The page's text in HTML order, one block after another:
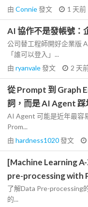
由 Connie發文 1 天前
AI 協作不是發帳號：
公司替工程師開好企業版
「誰可以登入」...
由 ryanvale發文 2 天
從 Prompt 到 Graph
詞，而是 AI Agent
AI Agent 可能是近年最容
Prom...
由 hardness1020發文
[Machine Learning
pre-processing with
了解Data Pre-processing
的...